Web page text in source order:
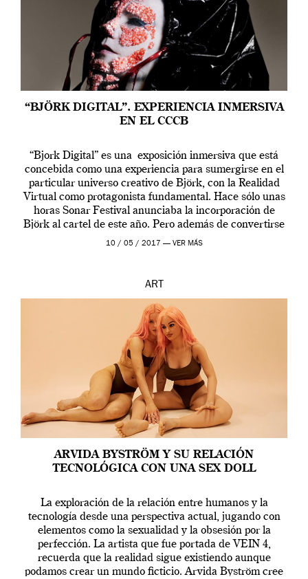
“BJÖRK DIGITAL”. EXPERIENCIA INMERSIVA
EN EL CCCB
“Bjork Digital” es una exposición inmersiva que está
concebida como una experiencia para sumergirse en el
particular universo creativo de Björk, con la Realidad
Virtual como protagonista fundamental. Hace sólo unas
horas Sonar Festival anunciaba la incorporación de
Björk al cartel de este año. Pero además de convertirse
en una de las actuaciones más relevantes […]
10 / 05 / 2017 — VER MÁS
ART
ARVIDA BYSTRÖM Y SU RELACIÓN
TECNOLÓGICA CON UNA SEX DOLL
La exploración de la relación entre humanos y la
tecnología desde una perspectiva actual, jugando con
elementos como la sexualidad y la obsesión por la
perfección. La artista que fue portada de VEIN 4,
recuerda que la realidad sigue existiendo aunque
podamos crear un mundo ficticio. Arvida Byström cree